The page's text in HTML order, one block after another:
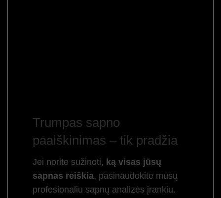
Trumpas sapno
paaiškinimas – tik pradžia
Jei norite sužinoti, ką visas jūsų
sapnas reiškia, pasinaudokite mūsų
profesionaliu sapnų analizės įrankiu.